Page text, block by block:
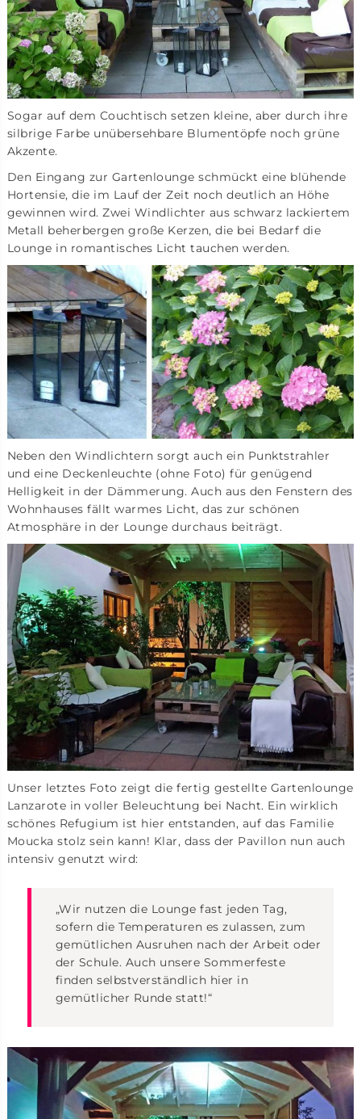
Sogar auf dem Couchtisch setzen kleine, aber durch ihre
silbrige Farbe unübersehbare Blumentöpfe noch grüne
Akzente.
Den Eingang zur Gartenlounge schmückt eine blühende
Hortensie, die im Lauf der Zeit noch deutlich an Höhe
gewinnen wird. Zwei Windlichter aus schwarz lackiertem
Metall beherbergen große Kerzen, die bei Bedarf die
Lounge in romantisches Licht tauchen werden.
Neben den Windlichtern sorgt auch ein Punktstrahler
und eine Deckenleuchte (ohne Foto) für genügend
Helligkeit in der Dämmerung. Auch aus den Fenstern des
Wohnhauses fällt warmes Licht, das zur schönen
Atmosphäre in der Lounge durchaus beiträgt.
Unser letztes Foto zeigt die fertig gestellte Gartenlounge
Lanzarote in voller Beleuchtung bei Nacht. Ein wirklich
schönes Refugium ist hier entstanden, auf das Familie
Moucka stolz sein kann! Klar, dass der Pavillon nun auch
intensiv genutzt wird:
„Wir nutzen die Lounge fast jeden Tag,
sofern die Temperaturen es zulassen, zum
gemütlichen Ausruhen nach der Arbeit oder
der Schule. Auch unsere Sommerfeste
finden selbstverständlich hier in
gemütlicher Runde statt!“